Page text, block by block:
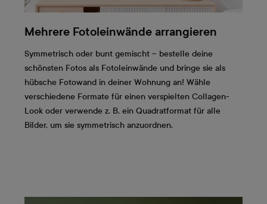
Mehrere Fotoleinwände arrangieren
Symmetrisch oder bunt gemischt – bestelle deine
schönsten Fotos als Fotoleinwände und bringe sie als
hübsche Fotowand in deiner Wohnung an! Wähle
verschiedene Formate für einen verspielten Collagen-
Look oder verwende z. B. ein Quadratformat für alle
Bilder, um sie symmetrisch anzuordnen.